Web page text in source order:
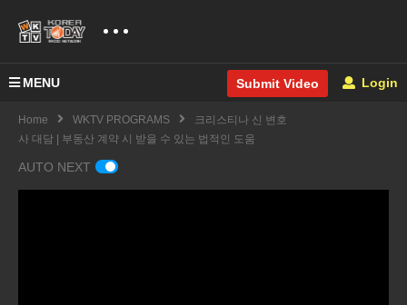
MENU Submit Video Login
Home WKTV PROGRAMS
크리스티나 신 변호
사 대담 | 부동산 계약 시 받을 수 있는 법적인 도움
AUTO NEXT